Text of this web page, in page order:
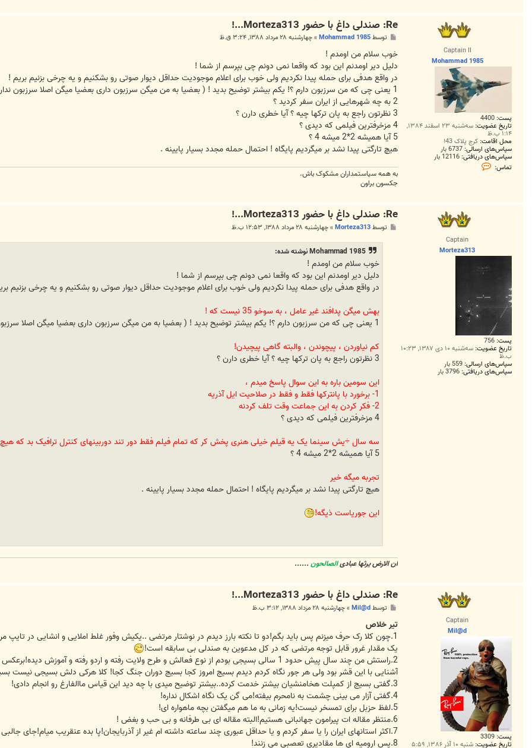
Captain II
Mohammad 1985
پست: 4400
تاریخ عضویت: سه‌شنبه ۲۳ اسفند ۱۳۸۴,
۱:۱۴ ب.ظ
محل اقامت: کرج پلاک 43!
سپاس‌های ارسالی: 6737 بار
سپاس‌های دریافتی: 12116 بار
تماس:
ت
o
1
8
Re: صندلی داغ با حضور Morteza313...!
ت
توسطMohammad 1985
»چهارشنبه ۲۸ مرداد ۱۳۸۸, ۳:۲۴ ق.ظ
خوب سلام من اومدم !
دلیل دیر اومدنم این بود که واقعا نمی دونم چی بپرسم از شما !
در واقع هدفی برای حمله پیدا نکردیم ولی خوب برای اعلام موجودیت حداقل دیوار صوتی رو بشکنیم و یه چرخی بزنیم بریم !
1 یعنی چی که من سرزبون دارم ؟! یکم بیشتر توضیح بدید ! ( بعضیا به من میگن سرزبون داری بعضیا میگن اصلا سرزبون نداری!! )
2 به چه شهرهایی از ایران سفر کردید ؟
3 نظرتون راجع به پان ترکها چیه ؟ آیا خطری دارن ؟
4 مزخرفترین فیلمی که دیدی ؟
5 آیا همیشه 2*2 میشه 4 ؟
هیچ تارگتی پیدا نشد بر میگردیم پایگاه ! احتمال حمله مجدد بسیار پایینه .
به همه سياستمداران مشکوک باش.
جکسون براون
Captain
Morteza313
پست: 756
تاریخ عضویت: سه‌شنبه ۱۰ دی ۱۳۸۷, ۱۰:۲۳
ب.ظ
سپاس‌های ارسالی: 559 بار
سپاس‌های دریافتی: 3796 بار
Re: صندلی داغ با حضور Morteza313...!
توسطMorteza313
»چهارشنبه ۲۸ مرداد ۱۳۸۸, ۱۲:۵۳ ب.ظ
Mohammad 1985 نوشته شده:
خوب سلام من اومدم !
دلیل دیر اومدنم این بود که واقعا نمی دونم چی بپرسم از شما !
در واقع هدفی برای حمله پیدا نکردیم ولی خوب برای اعلام موجودیت حداقل دیوار صوتی رو بشکنیم و یه چرخی بزنیم
بهش میگن پدافند غیر عامل ، به سوخو 35 نیست که !
1 یعنی چی که من سرزبون دارم ؟! یکم بیشتر توضیح بدید ! ( بعضیا به من میگن سرزبون داری بعضیا میگن اصلا سرزبون نداری!! )
کم نیاوردن ، پیچوندن ، والبته گاهی پیچیدن!
3 نظرتون راجع به پان ترکها چیه ؟ آیا خطری دارن ؟
این سومین باره به این سوال پاسخ میدم ،
1- برخورد با پانترکها فقط و فقط در صلاحیت ایل آذریه
2- فکر کردن به این جماعت وقت تلف کردنه
4 مزخرفترین فیلمی که دیدی ؟
سه سال ÷یش سینما یک یه قیلم خیلی هنری پخش کر که تمام فیلم فقط دور تند دوربینهای کنترل ترافیک بد که هیچ
5 آیا همیشه 2*2 میشه 4 ؟
تجربه میگه خیر
هیچ تارگتی پیدا نشد بر میگردیم پایگاه ! احتمال حمله مجدد بسیار پایینه .
این جوریاست ذیگه!
ان الارض یرثها عبادیالصالحون ......
Captain
Mil@d
پست: 3309
تاریخ عضویت: شنبه ۱۰ آذر ۱۳۸۶, ۵:۵۹
Re: صندلی داغ با حضور Morteza313...!
ت
توسطMil@d
»چهارشنبه ۲۸ مرداد ۱۳۸۸, ۳:۱۲ ب.ظ
تیر خلاص
1.چون کلا رک حرف میزنم پس باید بگم!دو تا نکته بارز دیدم در نوشتار مرتضی ..یکیش وفور غلط املایی و انشایی در تایپ مرتضی است
یک مقدار غرور قابل توجه مرتضی که در کل مدعوین به صندلی بی سابقه است!
2.راستش من چند سال پیش حدود 1 سالی بسیجی بودم از نوع فعالش و طرح ولایت رفته و اردو رفته و
آشنایی با این قشر بود ولی هر جور نگاه کردم دیدم بسیج امروز کجا بسیج دوران جنگ کجا! کلا هرکی دلش بسیجی نیست
3.گفتی بسیج از کمپلت هخامنشیان بیشتر خدمت کرده..بیشتر توضیح میدی با چه دید این قیاس ماالفارغ رو انجام دادی!
4.گفتی آزار می بینی چشمت به نامحرم بیفته!می گن یک نگاه اشکال نداره!
5.لفظ حزبل برای تمسخر نیست!یه زمانی به ما هم میگفتن بچه ماهواره ای!
6.منتظر مقاله ات پیرامون جهانبانی هستیم!البته مقاله ای بی طرفانه و بی حب و بغض !
7.اکثر استانهای ایران را یا سفر کردم و یا حداقل عبوری چند ساعته داشته ام غیر از آذربایجان!پا بده عنقریب میام!جای جالبی به نظر میرسه!
8.پس ارومیه ای ها مقادیری تعصبی می زنند!